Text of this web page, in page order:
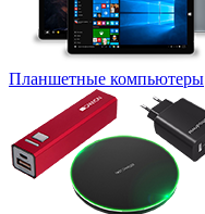
Планшетные компьютеры